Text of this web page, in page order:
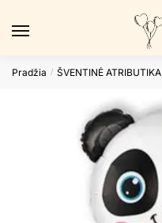
Pradžia / ŠVENTINĖ ATRIBUTIKA